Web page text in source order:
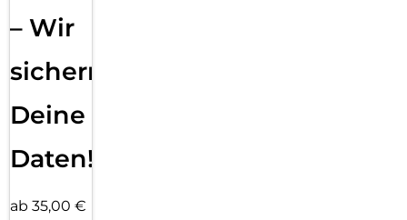
– Wir
sichern
Deine
Daten!
ab 35,00 €